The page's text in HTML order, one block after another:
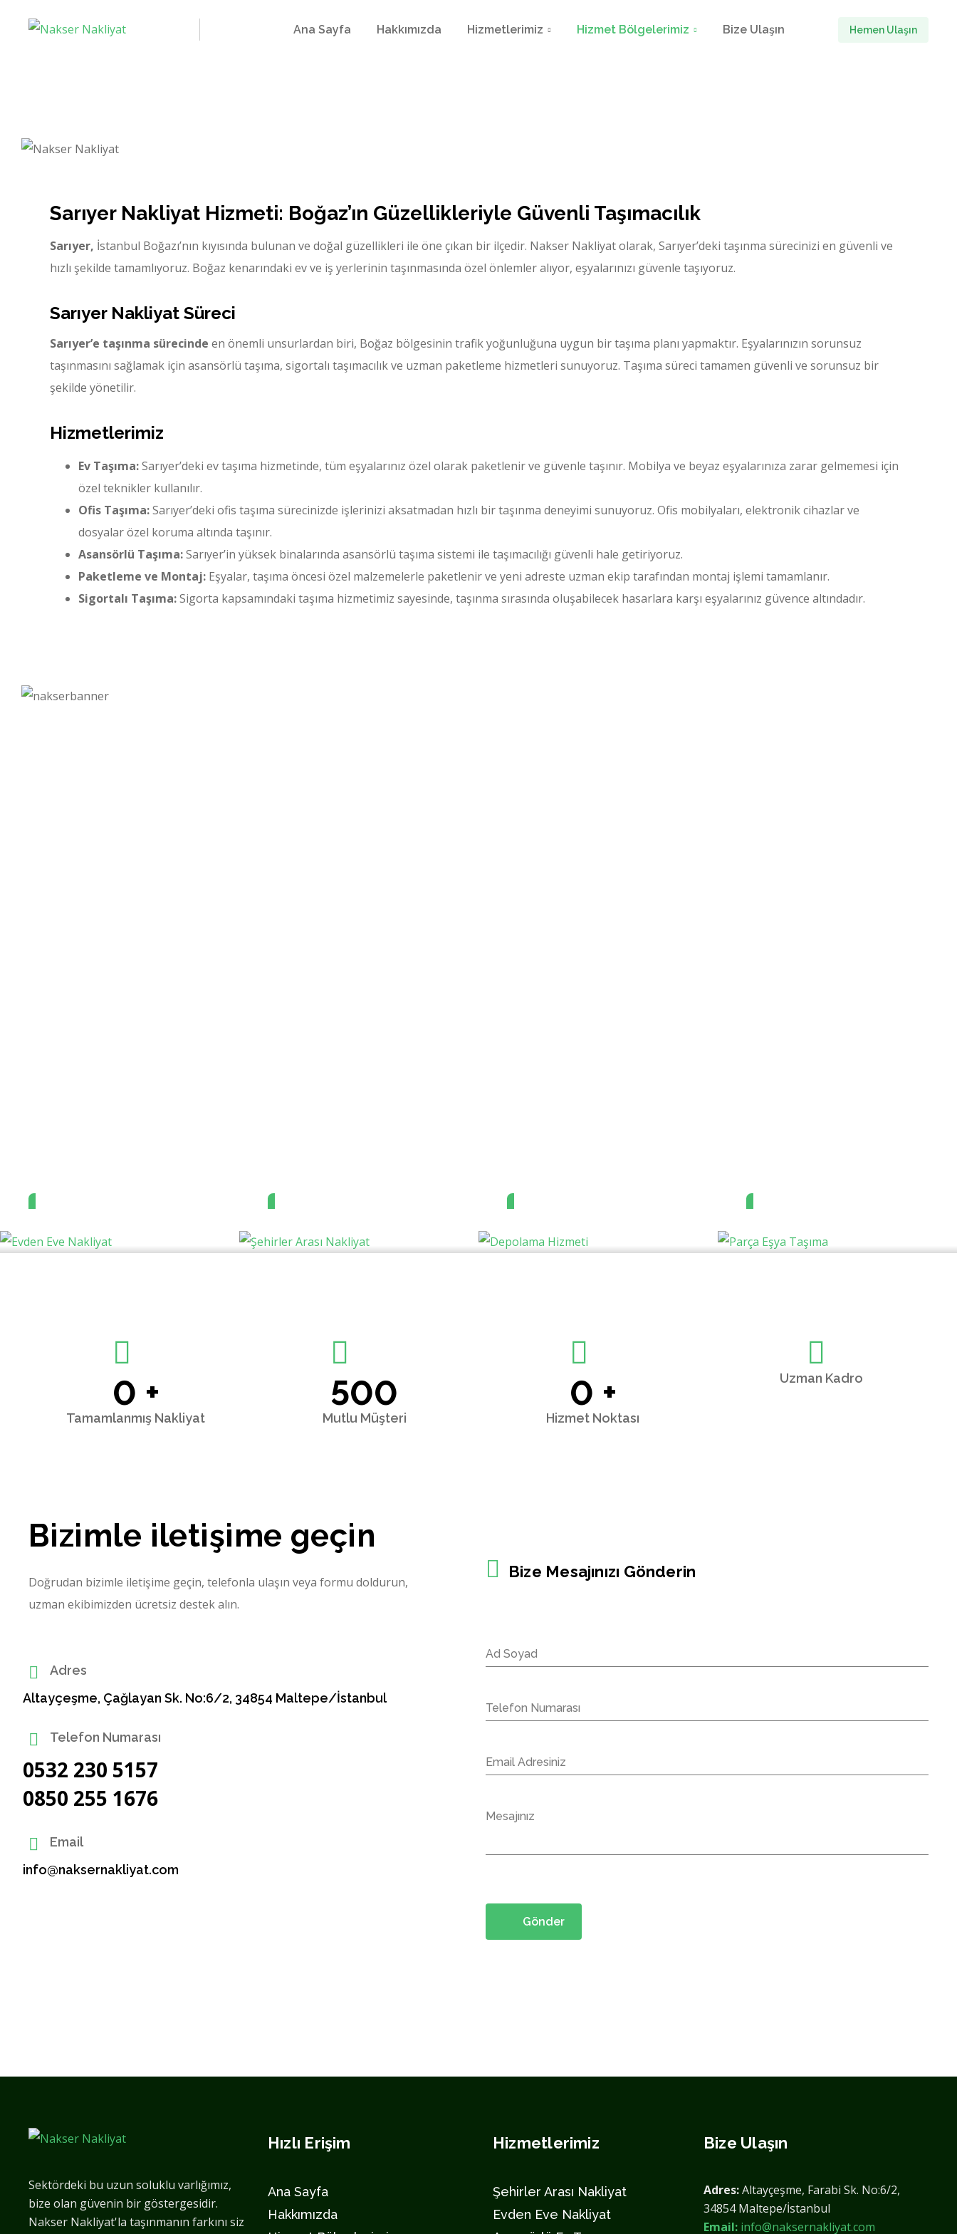
Ana Sayfa Hakkımızda Hizmetlerimiz Hizmet Bölgelerimiz Bize Ulaşın Hemen Ulaşın
Sarıyer Nakliyat Hizmeti: Boğaz’ın Güzellikleriyle Güvenli Taşımacılık
Sarıyer, İstanbul Boğazı’nın kıyısında bulunan ve doğal güzellikleri ile öne çıkan bir ilçedir. Nakser Nakliyat olarak, Sarıyer’deki taşınma sürecinizi en güvenli ve
hızlı şekilde tamamlıyoruz. Boğaz kenarındaki ev ve iş yerlerinin taşınmasında özel önlemler alıyor, eşyalarınızı güvenle taşıyoruz.
Sarıyer Nakliyat Süreci
Sarıyer’e taşınma sürecinde en önemli unsurlardan biri, Boğaz bölgesinin trafik yoğunluğuna uygun bir taşıma planı yapmaktır. Eşyalarınızın sorunsuz
taşınmasını sağlamak için asansörlü taşıma, sigortalı taşımacılık ve uzman paketleme hizmetleri sunuyoruz. Taşıma süreci tamamen güvenli ve sorunsuz bir
şekilde yönetilir.
Hizmetlerimiz
Ev Taşıma:Sarıyer’deki ev taşıma hizmetinde, tüm eşyalarınız özel olarak paketlenir ve güvenle taşınır. Mobilya ve beyaz eşyalarınıza zarar gelmemesi için
özel teknikler kullanılır.
Ofis Taşıma:Sarıyer’deki ofis taşıma sürecinizde işlerinizi aksatmadan hızlı bir taşınma deneyimi sunuyoruz. Ofis mobilyaları, elektronik cihazlar ve
dosyalar özel koruma altında taşınır.
Asansörlü Taşıma:Sarıyer’in yüksek binalarında asansörlü taşıma sistemi ile taşımacılığı güvenli hale getiriyoruz.
Paketleme ve Montaj: Eşyalar, taşıma öncesi özel malzemelerle paketlenir ve yeni adreste uzman ekip tarafından montaj işlemi tamamlanır.
Sigortalı Taşıma:Sigorta kapsamındaki taşıma hizmetimiz sayesinde, taşınma sırasında oluşabilecek hasarlara karşı eşyalarınız güvence altındadır.
0 +
Tamamlanmış Nakliyat
500
Mutlu Müşteri
0 +
Hizmet Noktası
Uzman Kadro
Bizimle iletişime geçin
Doğrudan bizimle iletişime geçin, telefonla ulaşın veya formu doldurun,
uzman ekibimizden ücretsiz destek alın.
Adres
Altayçeşme, Çağlayan Sk. No:6/2, 34854 Maltepe/İstanbul
Telefon Numarası
0532 230 5157
0850 255 1676
Email
info@naksernakliyat.com
Bize Mesajınızı Gönderin
Sektördeki bu uzun soluklu varlığımız,
bize olan güvenin bir göstergesidir.
Nakser Nakliyat'la taşınmanın farkını siz
Hızlı Erişim
Ana Sayfa
Hakkımızda
Hizmetlerimiz
Şehirler Arası Nakliyat
Evden Eve Nakliyat
Bize Ulaşın
Adres:Altayçeşme, Farabi Sk. No:6/2,
34854 Maltepe/İstanbul
Email: info@naksernakliyat.com